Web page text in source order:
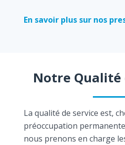
En savoir plus sur nos
Notre Qualité
La qualité de service est,
préoccupation
nous prenons en charge